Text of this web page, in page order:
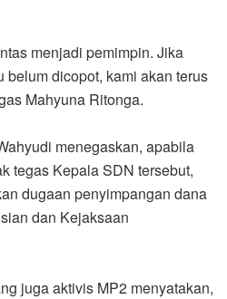
menjadi pemimpin. Jika
dicopot, kami akan terus
Mahyuna Ritonga.
menegaskan, apabila
tegas Kepala SDN tersebut,
dugaan penyimpangan dana
dan Kejaksaan
juga aktivis MP2 menyatakan,